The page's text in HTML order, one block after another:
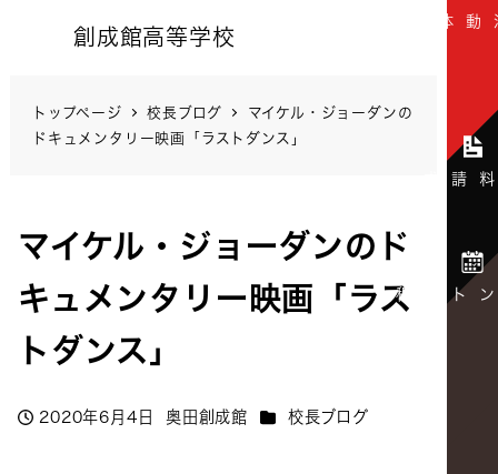
創成館高等学校
トップページ 校長ブログ
マイケル・ジョーダンの
ドキュメンタリー映画「ラストダンス」
マイケル・ジョーダンのド
キュメンタリー映画「ラス
トダンス」
投稿日
2020年6月4日
著
奥田創成館 カテゴリー
校長ブログ